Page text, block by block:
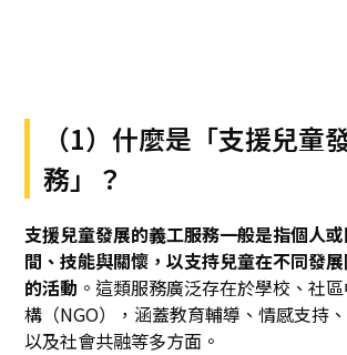
（1）什麼是「支援兒童
務」？
支援兒童發展的義工服務一般是指個人
間、技能與關懷，以支持兒童在不同發
的活動 。這類服務廣泛存在於學校、社
構（NGO），涵蓋教育輔導、情感支持
以及社會共融等多方面。